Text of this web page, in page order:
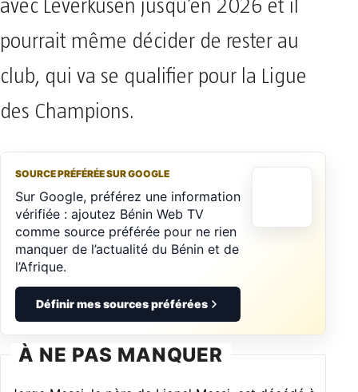
avec Leverkusen jusqu’en 2026 et il
pourrait même décider de rester au
club, qui va se qualifier pour la Ligue
des Champions.
SOURCE PRÉFÉRÉE SUR GOOGLE
Sur Google, préférez une information
vérifiée : ajoutez Bénin Web TV
comme source préférée pour ne rien
manquer de l’actualité du Bénin et de
l’Afrique.
Définir mes sources préférées
À NE PAS MANQUER